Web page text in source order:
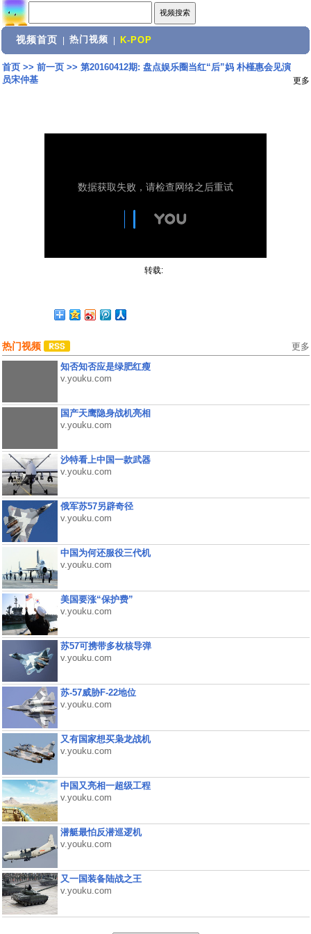
视频首页 热门视频 K-POP
首页>> 前一页>> 第20160412期: 盘点娱乐圈当红“后”妈 朴槿惠会见演
员宋仲基
更多
转载:
热门视频 更多
知否知否应是绿肥红瘦
v.youku.com
国产天鹰隐身战机亮相
v.youku.com
沙特看上中国一款武器
v.youku.com
俄军苏57另辟奇径
v.youku.com
中国为何还服役三代机
v.youku.com
美国要涨“保护费”
v.youku.com
苏57可携带多枚核导弹
v.youku.com
苏-57威胁F-22地位
v.youku.com
又有国家想买枭龙战机
v.youku.com
中国又亮相一超级工程
v.youku.com
潜艇最怕反潜巡逻机
v.youku.com
又一国装备陆战之王
v.youku.com